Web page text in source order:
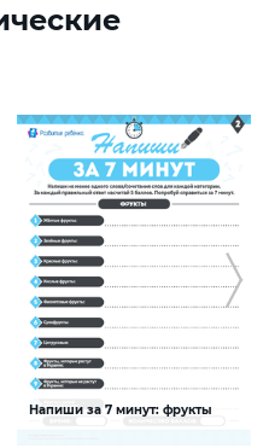
Напиши за 7 минут: фрукты